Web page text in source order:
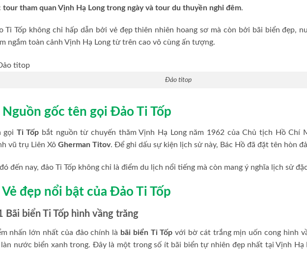
tour tham quan Vịnh Hạ Long trong ngày và tour du thuyền nghỉ đêm.
Ti Tốp không chỉ hấp dẫn bởi vẻ đẹp thiên nhiên hoang sơ mà còn bởi bãi biển đẹp,
ngắm toàn cảnh Vịnh Hạ Long từ trên cao vô cùng ấn tượng.
Đảo titop
Nguồn gốc tên gọi Đảo Ti Tốp
gọi Ti Tốp bắt nguồn từ chuyến thăm Vịnh Hạ Long năm 1962 của Chủ tịch Hồ Chí
vũ trụ Liên Xô Gherman Titov. Để ghi dấu sự kiện lịch sử này, Bác Hồ đã đặt tên hòn
đến nay, đảo Ti Tốp không chỉ là điểm du lịch nổi tiếng mà còn mang ý nghĩa lịch sử
Vẻ đẹp nổi bật của Đảo Ti Tốp
Bãi biển Ti Tốp hình vầng trăng
nhấn lớn nhất của đảo chính là bãi biển Ti Tốp với bờ cát trắng mịn uốn cong hình
làn nước biển xanh trong. Đây là một trong số ít bãi biển tự nhiên đẹp nhất tại Vịnh Hạ